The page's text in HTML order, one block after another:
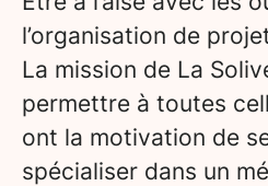
l’organisation de
La mission de La
permettre à toutes
ont la motivation de
spécialiser dans un